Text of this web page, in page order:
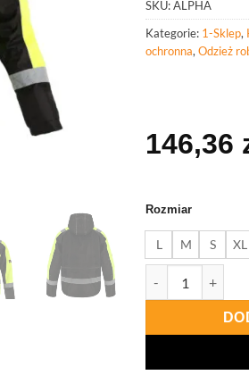
SKU:ALPHA
Kategorie: 1-Sklep,
ochronna, Odzież
146,36
Rozmiar
L M S XL